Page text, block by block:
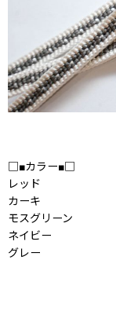
□■カラー■□
レッド
カーキ
モスグリーン
ネイビー
グレー